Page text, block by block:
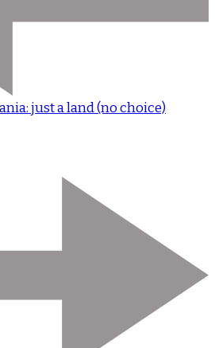
just a land (no choice)